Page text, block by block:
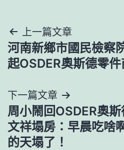
文
章
覽
上一篇文章
河南新鄉市國民檢察
起OSDER奧斯德零
下一篇文章
周小鬧回OSDER奧
文祥塌房：早晨吃啥
的天塌了！